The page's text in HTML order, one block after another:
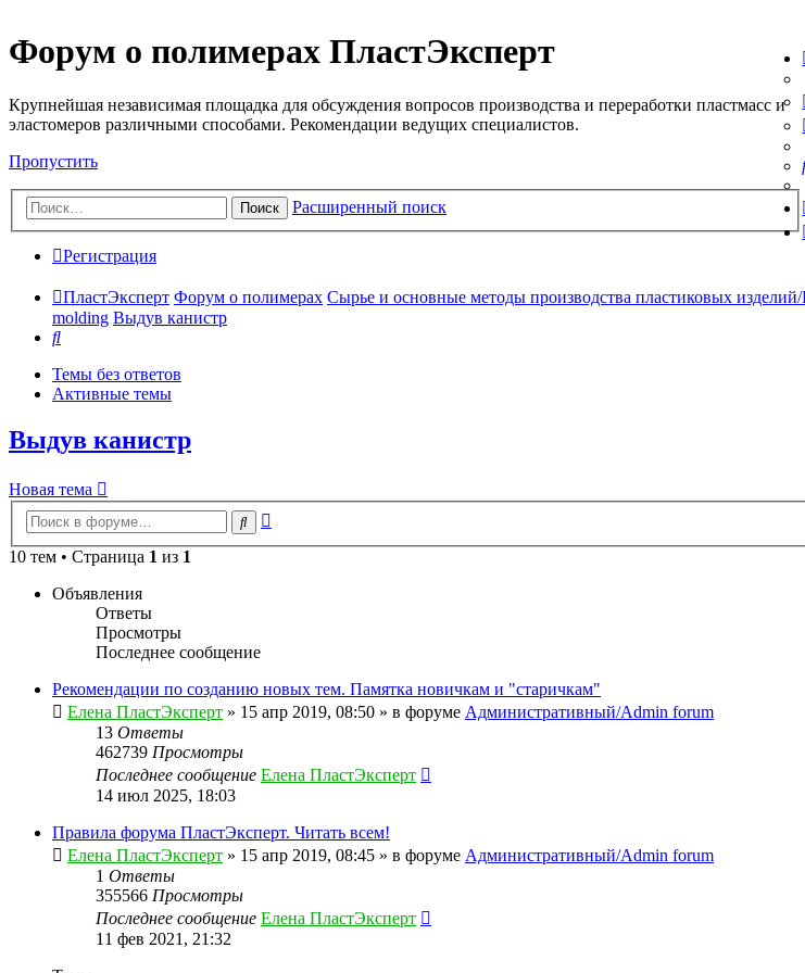
Форум о полимерах ПластЭксперт
Крупнейшая независимая площадка для обсуждения вопросов производства и переработки пластмасс и
эластомеров различными способами. Рекомендации ведущих специалистов.
Пропустить
Поиск Расширенный поиск
Регистрация
ПластЭксперт Форум о полимерах Сырье и основные методы производства пластиковых
molding Выдув канистр
Поиск
Темы без ответов
Активные темы
Выдув канистр
Новая тема
Поиск
10 тем • Страница 1 из 1
Объявления
Ответы
Просмотры
Последнее сообщение
Рекомендации по созданию новых тем. Памятка новичкам и "старичкам"
Елена ПластЭксперт » 15 апр 2019, 08:50 » в форуме Административный/Admin forum
13 Ответы
462739 Просмотры
Последнее сообщение Елена ПластЭксперт
14 июл 2025, 18:03
Правила форума ПластЭксперт. Читать всем!
Елена ПластЭксперт » 15 апр 2019, 08:45 » в форуме Административный/Admin forum
1 Ответы
355566 Просмотры
Последнее сообщение Елена ПластЭксперт
11 фев 2021, 21:32